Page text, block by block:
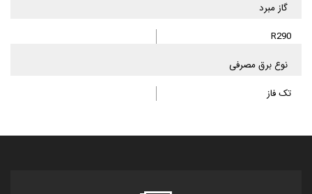
گاز مبرد
R290
نوع برق مصرفی
تک فاز